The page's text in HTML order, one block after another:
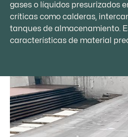
gases o líquidos presurizados
críticas como calderas,
tanques de almacenamiento.
características de material